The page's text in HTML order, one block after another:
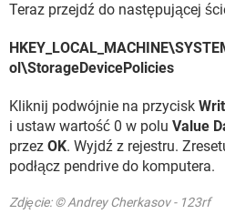
Teraz przejdź do następującej
ol\StorageDevicePolicies
Kliknij podwójnie na przycisk
i ustaw wartość 0 w polu Value
przez OK. Wyjdź z rejestru.
podłącz pendrive do komputera.
Zdjęcie: © Andrey Cherkasov - 123rf